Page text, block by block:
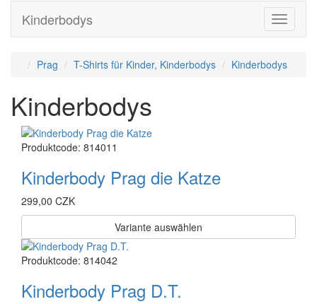
navigaci
Kinderbodys
Prag T-Shirts für Kinder, Kinderbodys Kinderbodys
Kinderbodys
Produktcode: 814011
Kinderbody Prag die Katze
299,00 CZK
Variante auswählen
Produktcode: 814042
Kinderbody Prag D.T.